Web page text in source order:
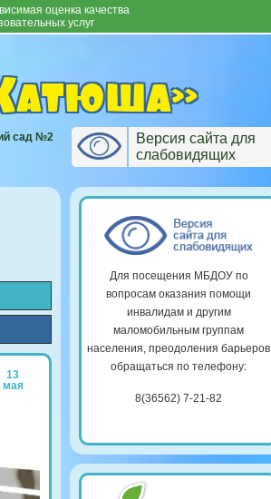
оценка качества
услуг
сад №2
Версия сайта для
слабовидящих
13
мая
Для посещения МБДОУ по
вопросам оказания помощи
инвалидам и другим
маломобильным группам
населения, преодоления барьеров
обращаться по телефону:
8(36562) 7-21-82